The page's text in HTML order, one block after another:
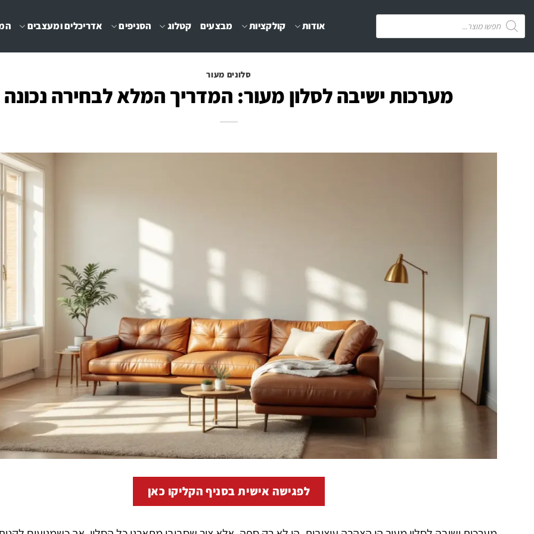
אודות קולקציות מבצעים קטלוג הסניפים אדריכלים ומעצבים
Products
search
סלונים מעור
מערכות ישיבה לסלון מעור: המדריך המלא לבחירה נכונה
לפגישה אישית בסניף הקליקו כאן